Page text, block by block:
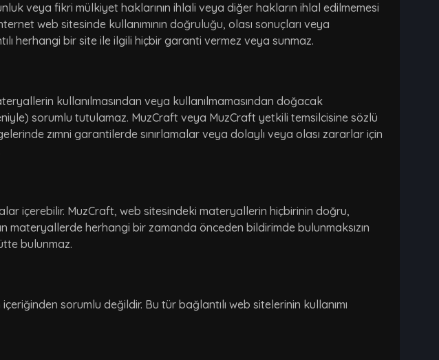
veya fikri mülkiyet haklarının ihlali veya diğer hakların ihlal edilmemesi
web sitesinde kullanımının doğruluğu, olası sonuçları veya
herhangi bir site ile ilgili hiçbir garanti vermez veya sunmaz.
kullanılmasından veya kullanılmamasından doğacak
sorumlu tutulamaz. MuzCraft veya MuzCraft yetkili temsilcisine sözlü
zımni garantilerde sınırlamalar veya dolaylı veya olası zararlar için
içerebilir. MuzCraft, web sitesindeki materyallerin hiçbirinin doğru,
herhangi bir zamanda önceden bildirimde bulunmaksızın
bulunmaz.
sorumlu değildir. Bu tür bağlantılı web sitelerinin kullanımı